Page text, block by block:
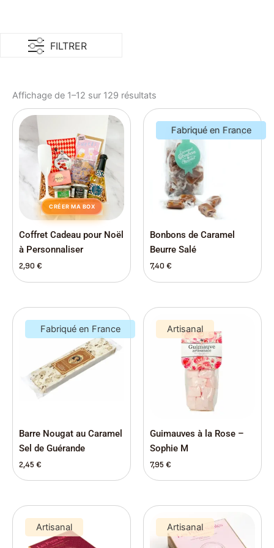
FILTRER
Affichage de 1–12 sur 129 résultats
CRÉER MA BOX
Coffret Cadeau pour Noël
à Personnaliser
2,90 €
Fabriqué en Europe
Fabriqué en France
Bonbons de Caramel
Beurre Salé
7,40 €
Fabriqué en France
Barre Nougat au Caramel
Sel de Guérande
2,45 €
Artisanal
Guimauves à la Rose –
Sophie M
7,95 €
Artisanal Artisanal
prix
initial
était :
prix
actuel
est :